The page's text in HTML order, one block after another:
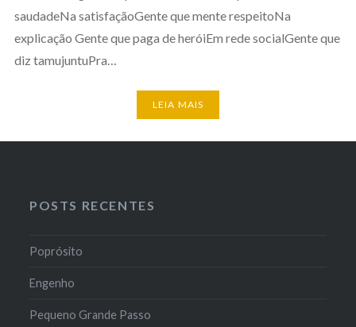
saudadeNa satisfaçãoGente que mente respeitoNa
explicação Gente que paga de heróiEm rede socialGente que
diz tamujuntuPra…
LEIA MAIS
POSTS RECENTES
Poprósito
Engenho
Pequeno Grande Passo